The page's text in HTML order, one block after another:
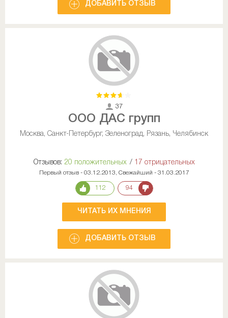
ДОБАВИТЬ ОТЗЫВ
37
ООО ДАС групп
Москва, Санкт-Петербург, Зеленоград, Рязань, Челябинск
Отзывов: 20 положительных / 17 отрицательных
Первый отзыв - 03.12.2013, Свежайший - 31.03.2017
112 94
ЧИТАТЬ ИХ МНЕНИЯ
ДОБАВИТЬ ОТЗЫВ